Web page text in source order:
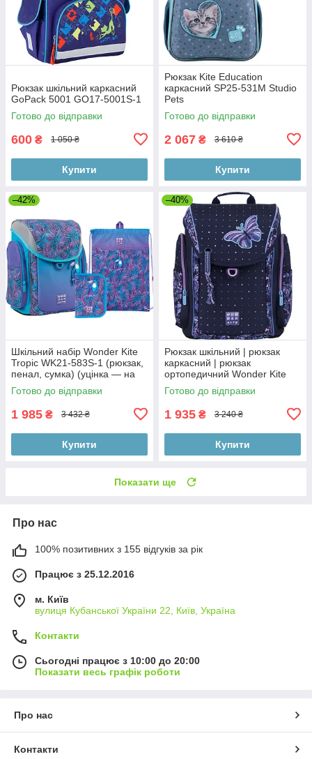
Рюкзак шкільний каркасний
GoPack 5001 GO17-5001S-1
Готово до відправки
600 ₴ 1 050 ₴
Купити
Рюкзак Kite Education
каркасний SP25-531M Studio
Pets
Готово до відправки
2 067 ₴ 3 610 ₴
Купити
–42%
Шкільний набір Wonder Kite
Tropic WK21-583S-1 (рюкзак,
пенал, сумка) (уцінка — на
кришці потертості за
контуром світловідбивача)
Готово до відправки
1 985 ₴ 3 432 ₴
Купити
–40%
Рюкзак шкільний | рюкзак
каркасний | рюкзак
ортопедичний Wonder Kite
Butterfly WK22-583S-1
Готово до відправки
1 935 ₴ 3 240 ₴
Купити
Показати ще
Про нас
100% позитивних з 155 відгуків за рік
Працює з 25.12.2016
м. Київ
вулиця Кубанської України 22, Київ, Україна
Контакти
Сьогодні працює з 10:00 до 20:00
Показати весь графік роботи
Про нас
Контакти